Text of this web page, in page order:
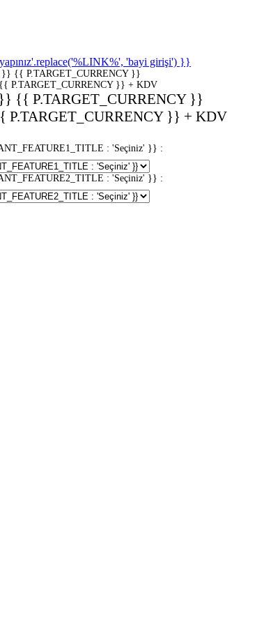
'bayi girişi') }}
}} {{ P.TARGET_CURRENCY }}
{{ P.TARGET_CURRENCY }} + KDV
{{ P.TARGET_CURRENCY }}
P.TARGET_CURRENCY }} + KDV
: 'Seçiniz' }} :
: 'Seçiniz' }} :